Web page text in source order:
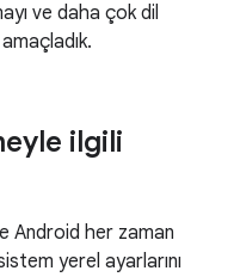
ve daha çok dil
ilgili
Android her zaman
yerel ayarlarını